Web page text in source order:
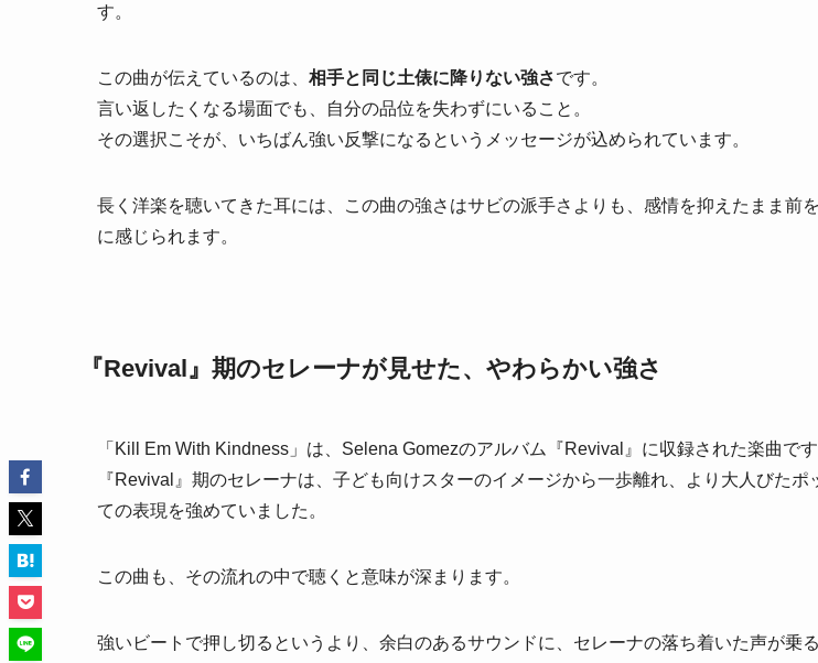
す。
この曲が伝えているのは、 相手と同じ土俵に降りない強さです。
言い返したくなる場面でも、自分の品位を失わずにいること。
その選択こそが、いちばん強い反撃になるというメッセージが込められています。
長く洋楽を聴いてきた耳には、この曲の強さはサビの派手さよりも、感情を抑えたまま前
に感じられます。
『Revival』期のセレーナが見せた、やわらかい強さ
「Kill Em With Kindness」は、Selena Gomezのアルバム『Revival』に収録された楽曲です
『Revival』期のセレーナは、子ども向けスターのイメージから一歩離れ、より大人びたポ
ての表現を強めていました。
この曲も、その流れの中で聴くと意味が深まります。
強いビートで押し切るというより、余白のあるサウンドに、セレーナの落ち着いた声が乗る